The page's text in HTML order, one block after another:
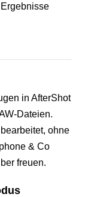
in AfterShot
Dateien.
ohne
& Co
freuen.